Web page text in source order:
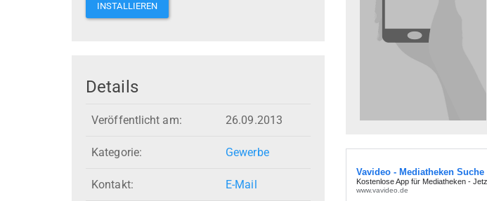
INSTALLIEREN
Details
Veröffentlicht am: 26.09.2013
Kategorie: Gewerbe
Kontakt: E-Mail